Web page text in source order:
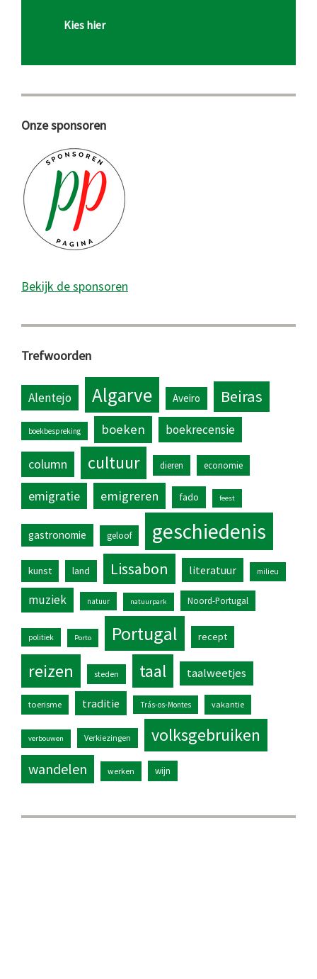
Kies hier
Onze sponsoren
Bekijk de sponsoren
Trefwoorden
Alentejo Algarve Aveiro Beiras
boekbespreking boeken boekrecensie
column cultuur dieren economie
emigratie emigreren fado feest
gastronomie geloof geschiedenis
kunst land Lissabon literatuur milieu
muziek natuur natuurpark Noord-Portugal
politiek Porto Portugal recept
reizen steden taal taalweetjes
toerisme traditie Trás-os-Montes vakantie
verbouwen Verkiezingen volksgebruiken
wandelen werken wijn